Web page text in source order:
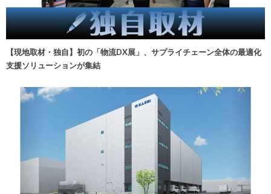
【現地取材・独自】初の「物流DX展」、サプライチェーン全体の最適化
支援ソリューションが集結